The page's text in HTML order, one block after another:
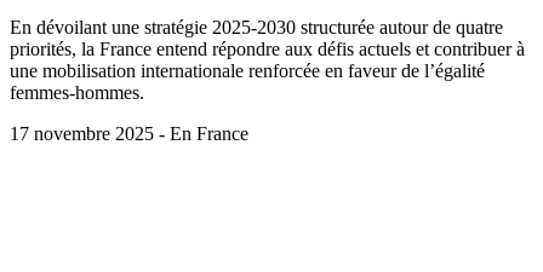
En dévoilant une stratégie 2025-2030 structurée autour de quatre
priorités, la France entend répondre aux défis actuels et contribuer à
une mobilisation internationale renforcée en faveur de l’égalité
femmes-hommes.
17 novembre 2025 - En France